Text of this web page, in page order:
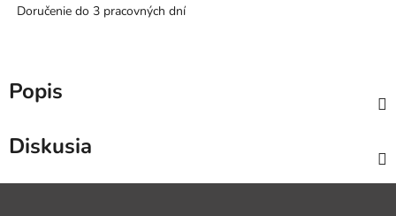
Doručenie do 3 pracovných dní
Popis
Diskusia